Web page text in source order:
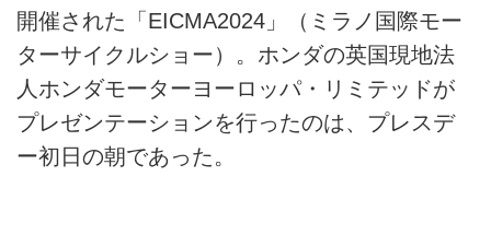
開催された「EICMA2024」（ミラノ国際モー
ターサイクルショー）。ホンダの英国現地法
人ホンダモーターヨーロッパ・リミテッドが
プレゼンテーションを行ったのは、プレスデ
ー初日の朝であった。